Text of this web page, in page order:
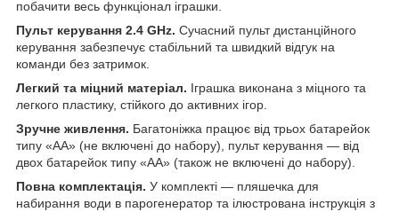
побачити весь функціонал іграшки.
Пульт керування 2.4 GHz. Сучасний пульт дистанційного
керування забезпечує стабільний та швидкий відгук на
команди без затримок.
Легкий та міцний матеріал. Іграшка виконана з міцного та
легкого пластику, стійкого до активних ігор.
Зручне живлення. Багатоніжка працює від трьох батарейок
типу «АА» (не включені до набору), пульт керування — від
двох батарейок типу «АА» (також не включені до набору).
Повна комплектація. У комплекті — пляшечка для
набирання води в парогенератор та ілюстрована інструкція з